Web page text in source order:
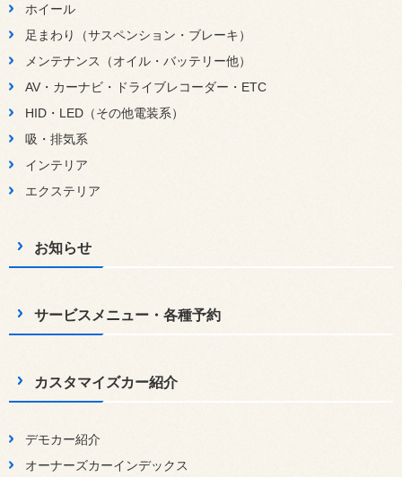
ホイール
足まわり（サスペンション・ブレーキ）
メンテナンス（オイル・バッテリー他）
AV・カーナビ・ドライブレコーダー・ETC
HID・LED（その他電装系）
吸・排気系
インテリア
エクステリア
お知らせ
サービスメニュー・各種予約
カスタマイズカー紹介
デモカー紹介
オーナーズカーインデックス